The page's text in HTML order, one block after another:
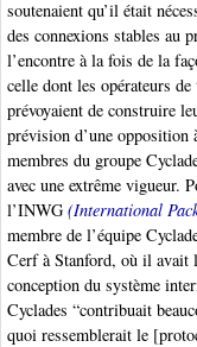
soutenaient qu’il était
des connexions stables au
l’encontre à la fois de la
celle dont les opérateurs
prévoyaient de construire
prévision d’une opposition
membres du groupe
avec une extrême vigueur.
l’INWG (International
membre de l’équipe
Cerf à Stanford, où il avait
conception du système
Cyclades “contribuait
quoi ressemblerait le